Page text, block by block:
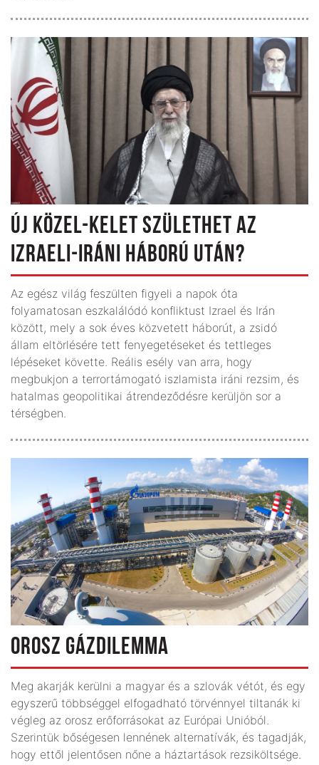
ÚJ KÖZEL-KELET SZÜLETHET AZ
IZRAELI-IRÁNI HÁBORÚ UTÁN?
Az egész világ feszülten figyeli a napok óta
folyamatosan eszkalálódó konfliktust Izrael és Irán
között, mely a sok éves közvetett háborút, a zsidó
állam eltörlésére tett fenyegetéseket és tettleges
lépéseket követte. Reális esély van arra, hogy
megbukjon a terrortámogató iszlamista iráni rezsim, és
hatalmas geopolitikai átrendeződésre kerüljön sor a
térségben.
OROSZ GÁZDILEMMA
Meg akarják kerülni a magyar és a szlovák vétót, és egy
egyszerű többséggel elfogadható törvénnyel tiltanák ki
végleg az orosz erőforrásokat az Európai Unióból.
Szerintük bőségesen lennének alternatívák, és tagadják,
hogy ettől jelentősen nőne a háztartások rezsiköltsége.